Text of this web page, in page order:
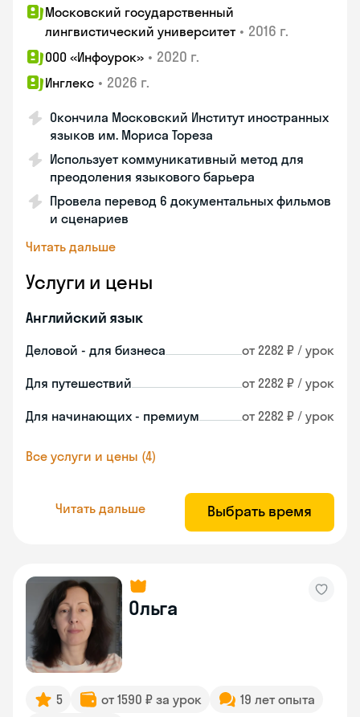
Московский государственный
лингвистический университет • 2016 г.
ООО «Инфоурок» • 2020 г.
Инглекс • 2026 г.
Окончила Московский Институт иностранных
языков им. Мориса Тореза
Использует коммуникативный метод для
преодоления языкового барьера
Провела перевод 6 документальных фильмов
и сценариев
Читать дальше
Услуги и цены
Английский язык
Деловой - для бизнеса от 2282 ₽ / урок
Для путешествий от 2282 ₽ / урок
Для начинающих - премиум от 2282 ₽ / урок
Все услуги и цены (4)
Читать дальше Выбрать время
Ольга
5 от 1590 ₽ за урок
19 лет опыта